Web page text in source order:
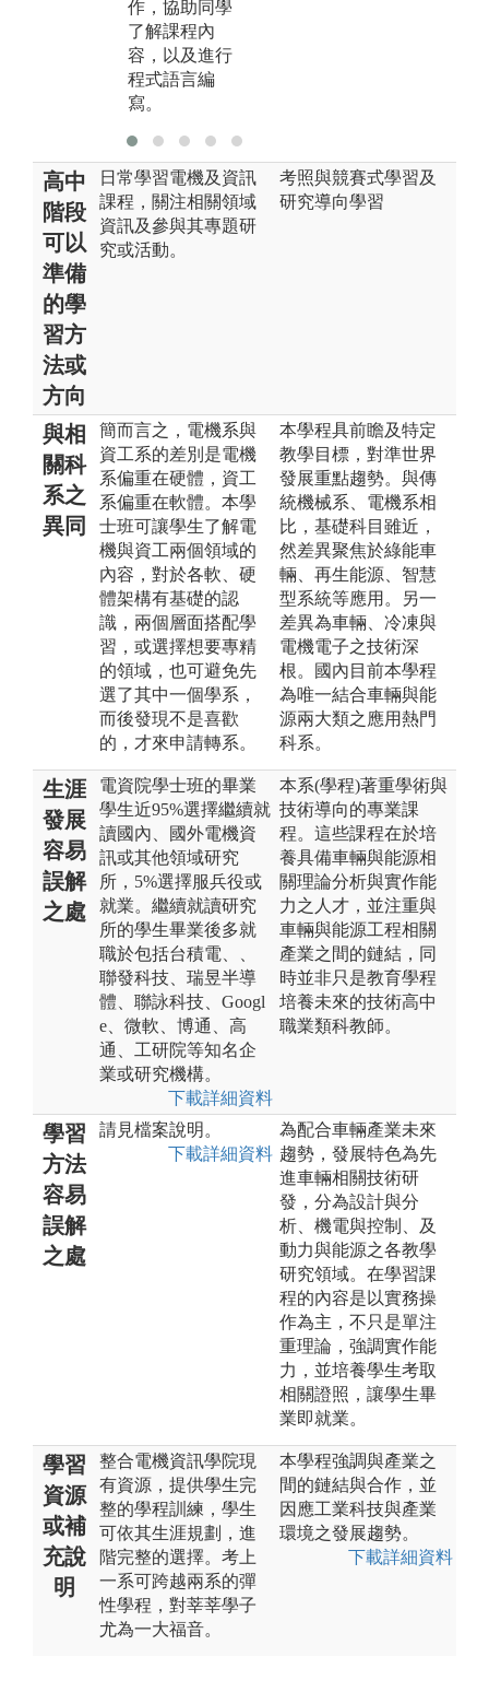
作，協助同學
了解課程內
容，以及進行
程式語言編
寫。
高中
階段
可以
準備
的學
習方
法或
方向
日常學習電機及資訊
課程，關注相關領域
資訊及參與其專題研
究或活動。
考照與競賽式學習及
研究導向學習
與相
關科
系之
異同
簡而言之，電機系與
資工系的差別是電機
系偏重在硬體，資工
系偏重在軟體。本學
士班可讓學生了解電
機與資工兩個領域的
內容，對於各軟、硬
體架構有基礎的認
識，兩個層面搭配學
習，或選擇想要專精
的領域，也可避免先
選了其中一個學系，
而後發現不是喜歡
的，才來申請轉系。
本學程具前瞻及特定
教學目標，對準世界
發展重點趨勢。與傳
統機械系、電機系相
比，基礎科目雖近，
然差異聚焦於綠能車
輛、再生能源、智慧
型系統等應用。另一
差異為車輛、冷凍與
電機電子之技術深
根。國內目前本學程
為唯一結合車輛與能
源兩大類之應用熱門
科系。
生涯
發展
容易
誤解
之處
電資院學士班的畢業
學生近95%選擇繼續就
讀國內、國外電機資
訊或其他領域研究
所，5%選擇服兵役或
就業。繼續就讀研究
所的學生畢業後多就
職於包括台積電、、
聯發科技、瑞昱半導
體、聯詠科技、Googl
e、微軟、博通、高
通、工研院等知名企
業或研究機構。
下載詳細資料
本系(學程)著重學術與
技術導向的專業課
程。這些課程在於培
養具備車輛與能源相
關理論分析與實作能
力之人才，並注重與
車輛與能源工程相關
產業之間的鏈結，同
時並非只是教育學程
培養未來的技術高中
職業類科教師。
學習
方法
容易
誤解
之處
請見檔案說明。
下載詳細資料
為配合車輛產業未來
趨勢，發展特色為先
進車輛相關技術研
發，分為設計與分
析、機電與控制、及
動力與能源之各教學
研究領域。在學習課
程的內容是以實務操
作為主，不只是單注
重理論，強調實作能
力，並培養學生考取
相關證照，讓學生畢
業即就業。
學習
資源
或補
充說
明
整合電機資訊學院現
有資源，提供學生完
整的學程訓練，學生
可依其生涯規劃，進
階完整的選擇。考上
一系可跨越兩系的彈
性學程，對莘莘學子
尤為一大福音。
本學程強調與產業之
間的鏈結與合作，並
因應工業科技與產業
環境之發展趨勢。
下載詳細資料